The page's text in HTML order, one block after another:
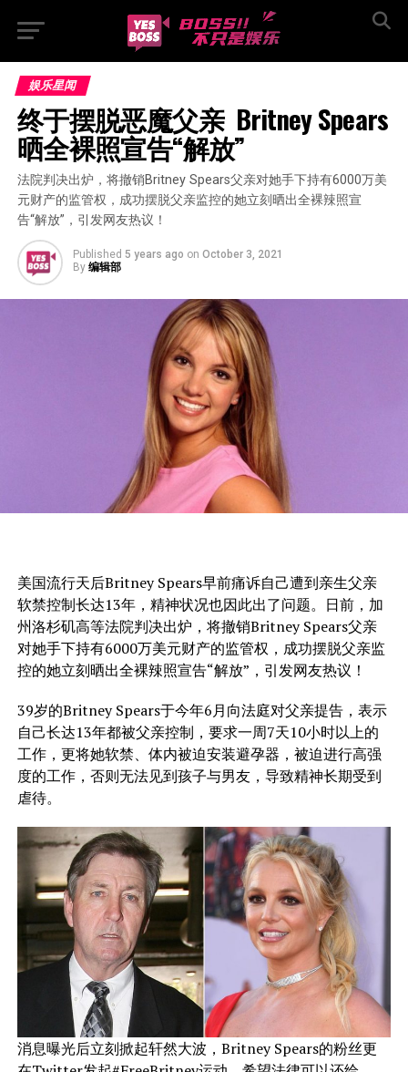
娱乐星闻
终于摆脱恶魔父亲  Britney Spears
晒全裸照宣告“解放”
法院判决出炉，将撤销Britney Spears父亲对她手下持有6000万美
元财产的监管权，成功摆脱父亲监控的她立刻晒出全裸辣照宣
告“解放”，引发网友热议！
Published 5 years ago on October 3, 2021
By 编辑部
美国流行天后Britney Spears早前痛诉自己遭到亲生父亲
软禁控制长达13年，精神状况也因此出了问题。日前，加
州洛杉矶高等法院判决出炉，将撤销Britney Spears父亲
对她手下持有6000万美元财产的监管权，成功摆脱父亲监
控的她立刻晒出全裸辣照宣告“解放”，引发网友热议！
39岁的Britney Spears于今年6月向法庭对父亲提告，表示
自己长达13年都被父亲控制，要求一周7天10小时以上的
工作，更将她软禁、体内被迫安装避孕器，被迫进行高强
度的工作，否则无法见到孩子与男友，导致精神长期受到
虐待。
消息曝光后立刻掀起轩然大波，Britney Spears的粉丝更